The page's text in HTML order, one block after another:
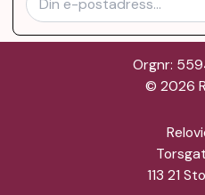
Orgnr:
© 2026
113 21